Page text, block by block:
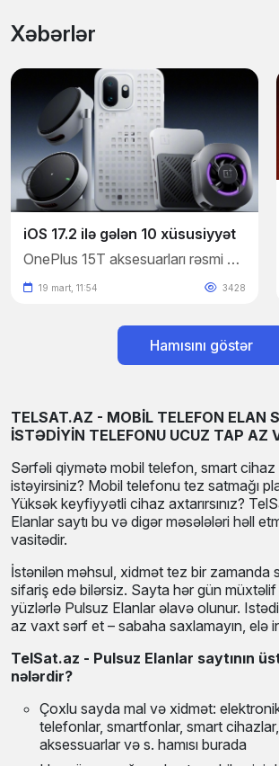
Xəbərlər
iOS 17.2 ilə gələn 10 xüsusiyyət
OnePlus 15T aksesuarları rəsmi şəkillərlə təsdiqləndi
19 mart, 11:54 3428
Hamısını göstər
TELSAT.AZ - MOBİL TELEFON ELAN
İSTƏDİYİN TELEFONU UCUZ TAP AZ
Sərfəli qiymətə mobil telefon, smart cihaz
istəyirsiniz? Mobil telefonu tez satmağı
Yüksək keyfiyyətli cihaz axtarırsınız?
Elanlar saytı bu və digər məsələləri həll
vasitədir.
İstənilən məhsul, xidmət tez bir zamanda
sifariş edə bilərsiz. Sayta hər gün
yüzlərlə Pulsuz Elanlar əlavə olunur.
az vaxt sərf et – sabaha saxlamayın, elə
TelSat.az - Pulsuz Elanlar saytının
nələrdir?
Çoxlu sayda mal və xidmət:
telefonlar, smartfonlar, smart
aksessuarlar və s. hamısı burada